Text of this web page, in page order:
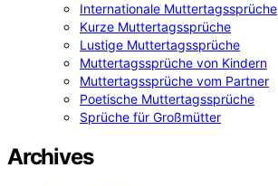
Internationale Muttertagssprüche
Kurze Muttertagssprüche
Lustige Muttertagssprüche
Muttertagssprüche von Kindern
Muttertagssprüche vom Partner
Poetische Muttertagssprüche
Sprüche für Großmütter
Archives